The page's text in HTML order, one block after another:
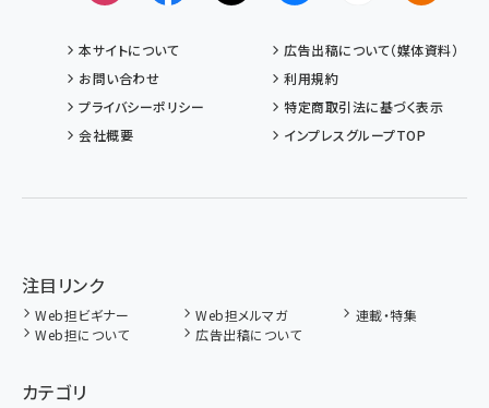
本サイトについて
広告出稿について（媒体資料）
お問い合わせ
利用規約
プライバシーポリシー
特定商取引法に基づく表示
会社概要
インプレスグループTOP
注目リンク
Web担ビギナー Web担メルマガ
連載・特集
Web担について
広告出稿について
カテゴリ